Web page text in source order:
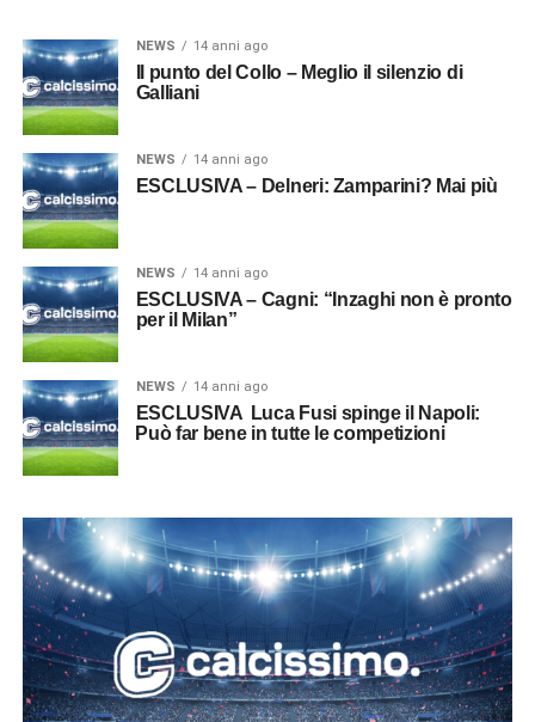
NEWS 14 anni ago
Il punto del Collo – Meglio il silenzio di
Galliani
NEWS 14 anni ago
ESCLUSIVA – Delneri: Zamparini? Mai più
NEWS 14 anni ago
ESCLUSIVA – Cagni: “Inzaghi non è pronto
per il Milan”
NEWS 14 anni ago
ESCLUSIVA  Luca Fusi spinge il Napoli:
Può far bene in tutte le competizioni